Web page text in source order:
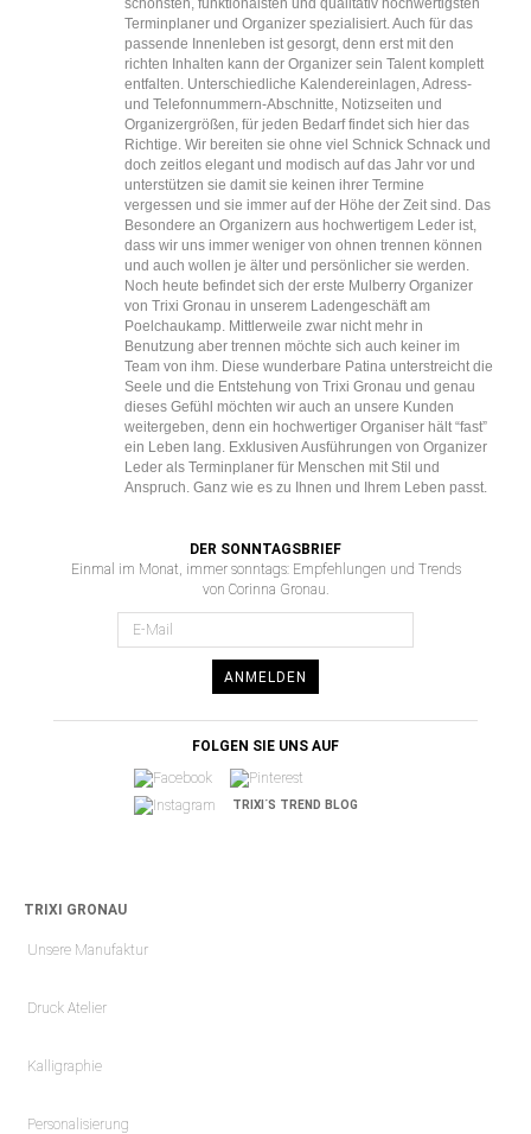
schönsten, funktionalsten und qualitativ hochwertigsten
Terminplaner und Organizer spezialisiert. Auch für das
passende Innenleben ist gesorgt, denn erst mit den
richten Inhalten kann der Organizer sein Talent komplett
entfalten. Unterschiedliche Kalendereinlagen, Adress-
und Telefonnummern-Abschnitte, Notizseiten und
Organizergrößen, für jeden Bedarf findet sich hier das
Richtige. Wir bereiten sie ohne viel Schnick Schnack und
doch zeitlos elegant und modisch auf das Jahr vor und
unterstützen sie damit sie keinen ihrer Termine
vergessen und sie immer auf der Höhe der Zeit sind. Das
Besondere an Organizern aus hochwertigem Leder ist,
dass wir uns immer weniger von ohnen trennen können
und auch wollen je älter und persönlicher sie werden.
Noch heute befindet sich der erste Mulberry Organizer
von Trixi Gronau in unserem Ladengeschäft am
Poelchaukamp. Mittlerweile zwar nicht mehr in
Benutzung aber trennen möchte sich auch keiner im
Team von ihm. Diese wunderbare Patina unterstreicht die
Seele und die Entstehung von Trixi Gronau und genau
dieses Gefühl möchten wir auch an unsere Kunden
weitergeben, denn ein hochwertiger Organiser hält “fast”
ein Leben lang. Exklusiven Ausführungen von Organizer
Leder als Terminplaner für Menschen mit Stil und
Anspruch. Ganz wie es zu Ihnen und Ihrem Leben passt.
DER SONNTAGSBRIEF
Einmal im Monat, immer sonntags: Empfehlungen und Trends
von Corinna Gronau.
ANMELDEN
FOLGEN SIE UNS AUF
TRIXI´S TREND BLOG
TRIXI GRONAU
Unsere Manufaktur
Druck Atelier
Kalligraphie
Personalisierung